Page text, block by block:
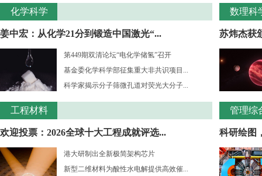
化学科学
姜中宏：从化学21分到锻造中国激光“...
第449期双清论坛“电化学储氢”召开
基金委化学科学部征集重大非共识项目...
科学家揭示分子筛微孔道对荧光大分子...
工程材料
欢迎投票：2026全球十大工程成就评选...
港大研制出全新极简架构芯片
新型二维材料为酸性水电解提供高效催...
数理科
苏炜杰获
管理综
科研绘图